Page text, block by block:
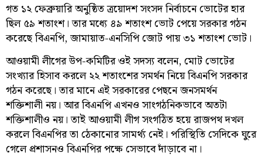
গত ১২ ফেব্রুয়ারি অনুষ্ঠিত ত্রয়োদশ সংসদ নির্বাচনে ভোটের হার
ছিল ৫৯ শতাংশ। তার মধ্যে ৪৯ শতাংশ ভোট পেয়ে সরকার গঠন
করেছে বিএনপি, জামায়াত-এনসিপি জোট পায় ৩১ শতাংশ ভোট।
আওয়ামী লীগের উপ-কমিটির ওই সদস্য বলেন, মোট ভোটের
সংখ্যার হিসাব করলে ২২ শতাংশের সমর্থন নিয়ে বিএনপি সরকার
গঠন করেছে। তার মানে এই সরকারের পেছনে জনসমর্থন
শক্তিশালী নয়। আর বিএনপি এখনও সাংগঠনিকভাবে অতটা
শক্তিশালীও নয়। তাই আওয়ামী লীগ সংগঠিত হয়ে রাজপথ দখল
করলে বিএনপির তা ঠেকানোর সামর্থ্য নেই। পরিস্থিতি সেদিকে ঘুরে
গেলে প্রশাসনও বিএনপির পক্ষে সেভাবে দাঁড়াবে না।